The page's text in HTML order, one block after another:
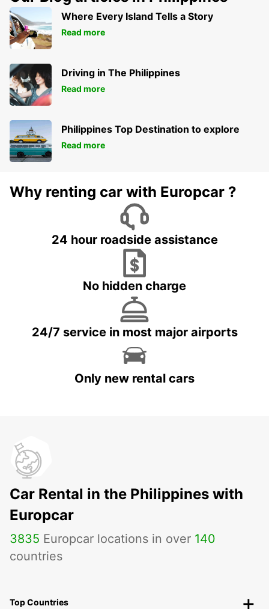
Where Every Island Tells a Story
Read more
Driving in The Philippines
Read more
Philippines Top Destination to explore
Read more
Why renting car with Europcar ?
24 hour roadside assistance
No hidden charge
24/7 service in most major airports
Only new rental cars
Car Rental in the Philippines with
Europcar
3835 Europcar locations in over 140
countries
Top Countries